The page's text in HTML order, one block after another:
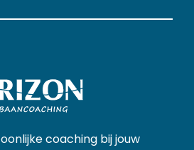
coaching bij jouw